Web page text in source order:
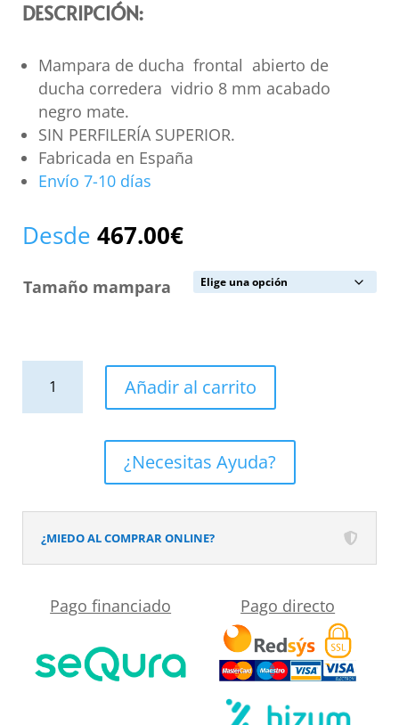
DESCRIPCIÓN:
Mampara de ducha frontal abierto de
ducha corredera vidrio 8 mm acabado
negro mate.
SIN PERFILERÍA SUPERIOR.
Fabricada en España
Envío 7-10 días
Desde 467.00€
Tamaño mampara
abierta
fijo-
puerta
acabado.
Añadir al carrito
¿Necesitas Ayuda?
¿MIEDO AL COMPRAR ONLINE?
Pago financiado Pago directo